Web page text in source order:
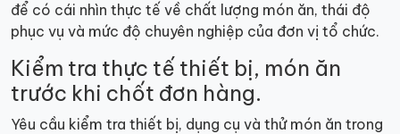
để có cái nhìn thực tế về chất lượng món ăn, thái độ
phục vụ và mức độ chuyên nghiệp của đơn vị tổ chức.
Kiểm tra thực tế thiết bị, món ăn
trước khi chốt đơn hàng.
Yêu cầu kiểm tra thiết bị, dụng cụ và thử món ăn trong